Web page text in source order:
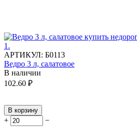
АРТИКУЛ: Б0113
Ведро 3 л, салатовое
В наличии
102.60 ₽
В корзину
+ −